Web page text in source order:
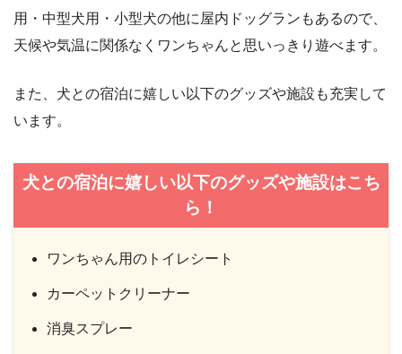
用・中型犬用・小型犬の他に屋内ドッグランもあるので、
天候や気温に関係なくワンちゃんと思いっきり遊べます。
また、犬との宿泊に嬉しい以下のグッズや施設も充実して
います。
犬との宿泊に嬉しい以下のグッズや施設はこち
ら！
ワンちゃん用のトイレシート
カーペットクリーナー
消臭スプレー